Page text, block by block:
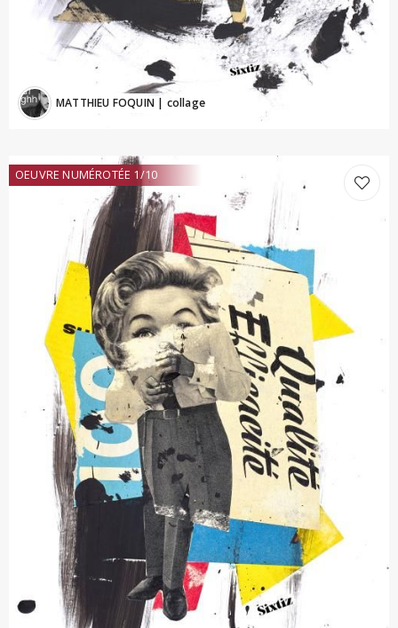
MATTHIEU FOQUIN | collage
OEUVRE NUMÉROTÉE 1/10